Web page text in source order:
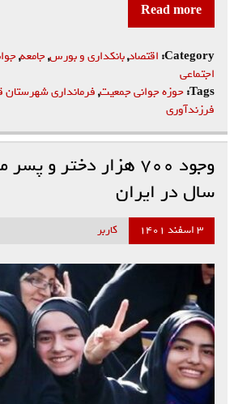
Read more
Category: اقتصاد,بانکداری و بورس,جامعه,
اجتماعی
Tags: حوزه جوانی جمعیت,فرمانداری شهرستان
فرزندآوری
سال در ایران
۳ اسفند ۱۴۰۱ کاربر